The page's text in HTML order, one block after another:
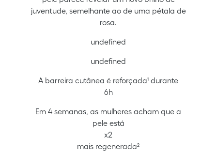
juventude, semelhante ao de uma pétala de
rosa.
undefined
undefined
A barreira cutânea é reforçada¹ durante
6h
Em 4 semanas, as mulheres acham que a
pele está
x2
mais regenerada²